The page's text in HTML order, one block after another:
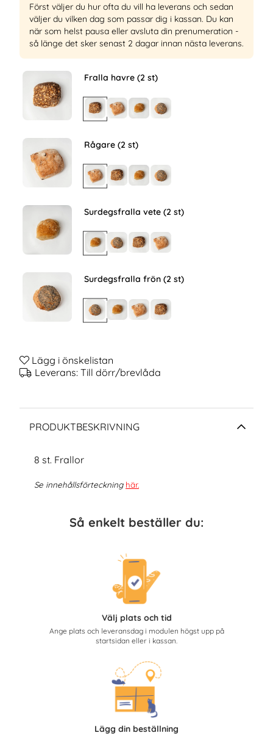
Först väljer du hur ofta du vill ha leverans och sedan
väljer du vilken dag som passar dig i kassan. Du kan
när som helst pausa eller avsluta din prenumeration -
så länge det sker senast 2 dagar innan nästa leverans.
Fralla havre (2 st)
Rågare (2 st)
Surdegsfralla vete (2 st)
Surdegsfralla frön (2 st)
Lägg i önskelistan
Leverans: Till dörr/brevlåda
PRODUKTBESKRIVNING
8 st. Frallor
Se innehållsförteckning här.
Så enkelt beställer du:
Välj plats och tid
Ange plats och leveransdag i modulen högst upp på
startsidan eller i kassan.
Lägg din beställning